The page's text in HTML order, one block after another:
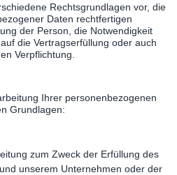
Rechtsgrundlagen vor, die
Daten rechtfertigen
der Person, die Notwendigkeit
die Vertragserfüllung oder auch
Verpflichtung.
Ihrer personenbezogenen
Grundlagen:
zum Zweck der Erfüllung des
unserem Unternehmen oder der